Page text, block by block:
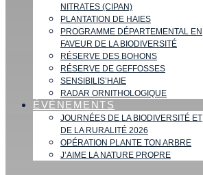
NITRATES (CIPAN)
PLANTATION DE HAIES
PROGRAMME DÉPARTEMENTAL EN
FAVEUR DE LA BIODIVERSITÉ
RÉSERVE DES BOHONS
RÉSERVE DE GEFFOSSES
SENSIBILIS’HAIE
RADAR ORNITHOLOGIQUE
ÉVÉNEMENTS
JOURNÉES DE LA BIODIVERSITÉ ET
DE LA RURALITÉ 2026
OPÉRATION PLANTE TON ARBRE
J’AIME LA NATURE PROPRE